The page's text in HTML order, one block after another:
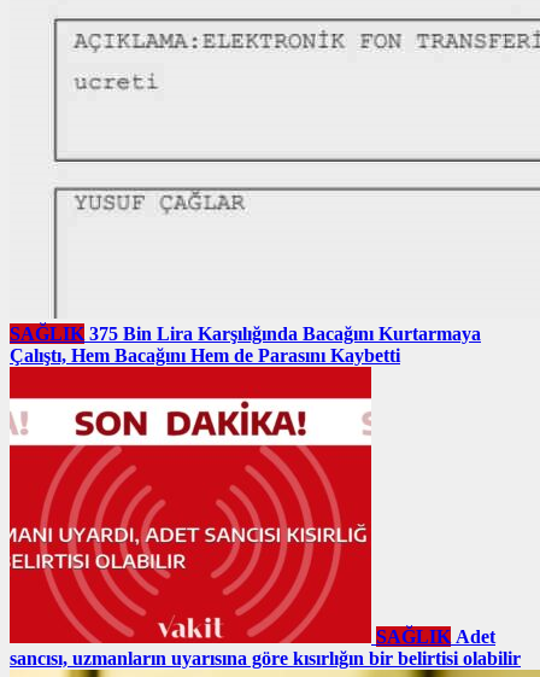
SAĞLIK 375 Bin Lira Karşılığında Bacağını Kurtarmaya
Çalıştı, Hem Bacağını Hem de Parasını Kaybetti
SAĞLIK Adet
sancısı, uzmanların uyarısına göre kısırlığın bir belirtisi olabilir